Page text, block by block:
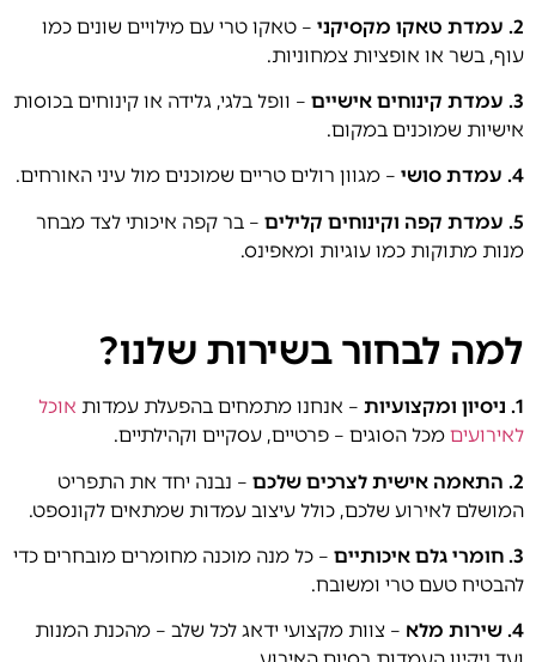
2. עמדת טאקו מקסיקני
– טאקו טרי עם מילויים שונים כמו
עוף, בשר או אופציות צמחוניות.
3. עמדת קינוחים אישיים
– וופל בלגי, גלידה או קינוחים בכוסות
אישיות שמוכנים במקום.
4. עמדת סושי – מגוון רולים טריים שמוכנים מול עיני האורחים.
5. עמדת קפה וקינוחים קלילים
– בר קפה איכותי לצד מבחר
מנות מתוקות כמו עוגיות ומאפינס.
למה לבחור בשירות שלנו?
1. ניסיון ומקצועיות – אנחנו מתמחים בהפעלת עמדות אוכל
לאירועים מכל הסוגים – פרטיים, עסקיים וקהילתיים.
2. התאמה אישית לצרכים שלכם
– נבנה יחד את התפריט
המושלם לאירוע שלכם, כולל עיצוב עמדות שמתאים לקונספט.
3. חומרי גלם איכותיים
– כל מנה מוכנה מחומרים מובחרים כדי
להבטיח טעם טרי ומשובח.
4. שירות מלא
– צוות מקצועי ידאג לכל שלב – מהכנת המנות